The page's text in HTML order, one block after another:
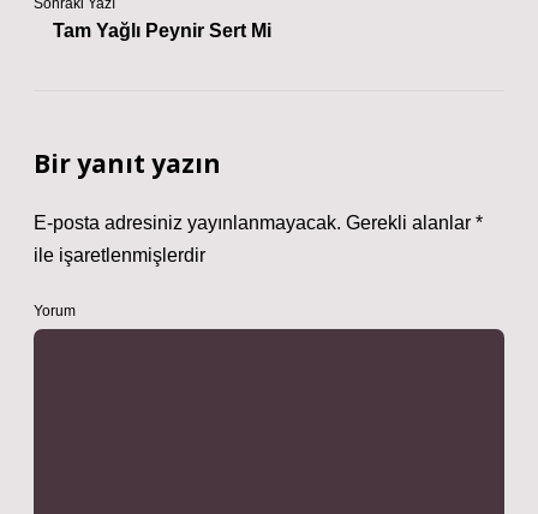
Sonraki Yazı
Tam Yağlı Peynir Sert Mi
Bir yanıt yazın
E-posta adresiniz yayınlanmayacak. Gerekli alanlar *
ile işaretlenmişlerdir
Yorum